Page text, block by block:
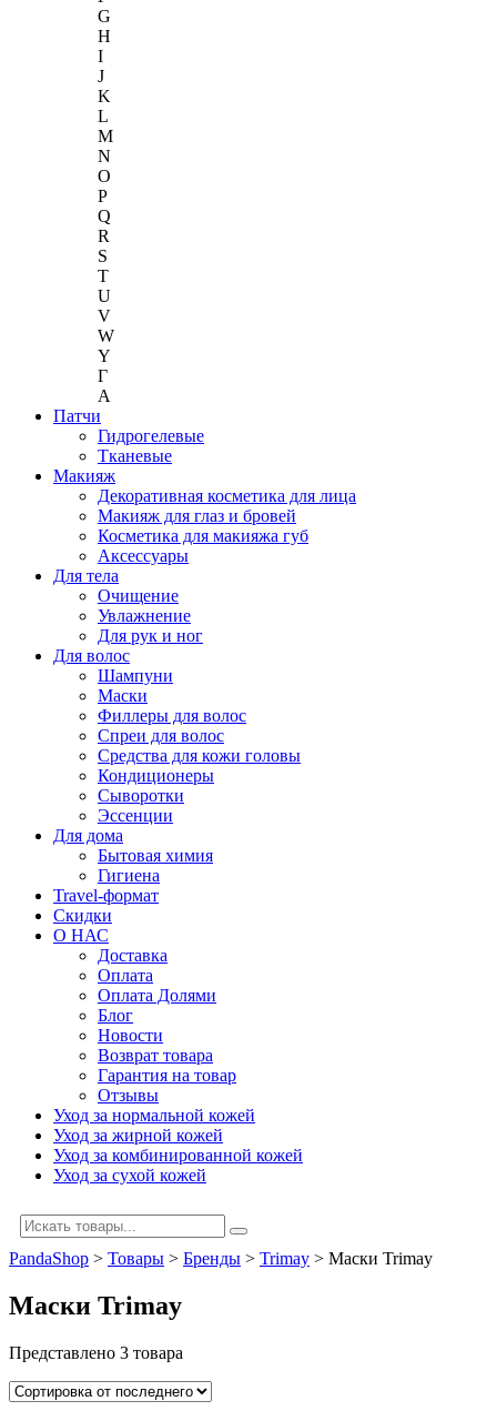
G
H
I
J
K
L
M
N
O
P
Q
R
S
T
U
V
W
Y
Г
A
Патчи
Гидрогелевые
Тканевые
Макияж
Декоративная косметика для лица
Макияж для глаз и бровей
Косметика для макияжа губ
Аксессуары
Для тела
Очищение
Увлажнение
Для рук и ног
Для волос
Шампуни
Маски
Филлеры для волос
Спреи для волос
Средства для кожи головы
Кондиционеры
Сыворотки
Эссенции
Для дома
Бытовая химия
Гигиена
Travel-формат
Скидки
О НАС
Доставка
Оплата
Оплата Долями
Блог
Новости
Возврат товара
Гарантия на товар
Отзывы
Уход за нормальной кожей
Уход за жирной кожей
Уход за комбинированной кожей
Уход за сухой кожей
PandaShop > Товары > Бренды > Trimay > Маски Trimay
Маски Trimay
Представлено 3 товара